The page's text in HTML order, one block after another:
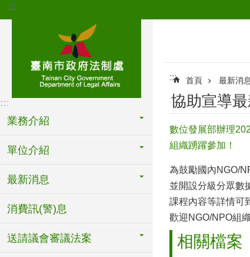
跳到主要內容區塊
:::
:::
業務介紹
單位介紹
最新消息
消費訊(警)息
送請議會審議法案
::: 首頁 最新消息
協助宣導
數位發展部辦理
組織踴躍參加！
為鼓勵國內NGO/
並開設分級分眾數
課程內容等詳情可
歡迎NGO/NPO組
相關檔案